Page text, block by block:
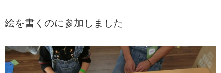
絵を書くのに参加しました